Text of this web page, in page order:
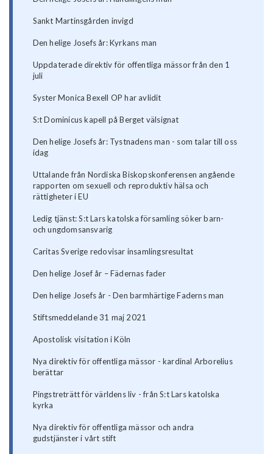
Sankt Martinsgården invigd
Den helige Josefs år: Kyrkans man
Uppdaterade direktiv för offentliga mässor från den 1
juli
Syster Monica Bexell OP har avlidit
S:t Dominicus kapell på Berget välsignat
Den helige Josefs år: Tystnadens man - som talar till oss
idag
Uttalande från Nordiska Biskopskonferensen angående
rapporten om sexuell och reproduktiv hälsa och
rättigheter i EU
Ledig tjänst: S:t Lars katolska församling söker barn-
och ungdomsansvarig
Caritas Sverige redovisar insamlingsresultat
Den helige Josef år – Fädernas fader
Den helige Josefs år - Den barmhärtige Faderns man
Stiftsmeddelande 31 maj 2021
Apostolisk visitation i Köln
Nya direktiv för offentliga mässor - kardinal Arborelius
berättar
Pingstreträtt för världens liv - från S:t Lars katolska
kyrka
Nya direktiv för offentliga mässor och andra
gudstjänster i vårt stift